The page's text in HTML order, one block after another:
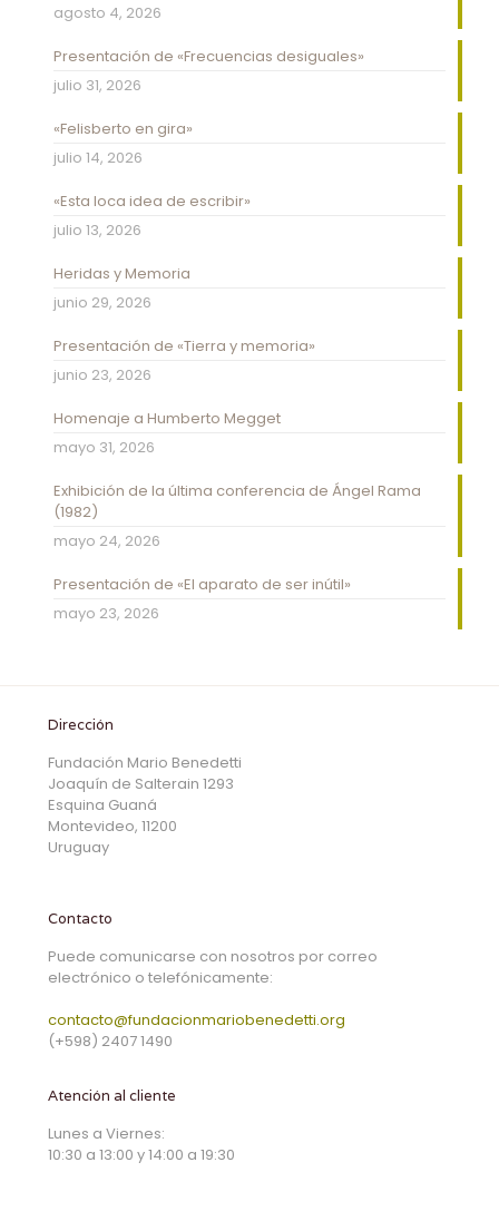
agosto 4, 2026
Presentación de «Frecuencias desiguales»
julio 31, 2026
«Felisberto en gira»
julio 14, 2026
«Esta loca idea de escribir»
julio 13, 2026
Heridas y Memoria
junio 29, 2026
Presentación de «Tierra y memoria»
junio 23, 2026
Homenaje a Humberto Megget
mayo 31, 2026
Exhibición de la última conferencia de Ángel Rama
(1982)
mayo 24, 2026
Presentación de «El aparato de ser inútil»
mayo 23, 2026
Dirección
Fundación Mario Benedetti
Joaquín de Salterain 1293
Esquina Guaná
Montevideo, 11200
Uruguay
Contacto
Puede comunicarse con nosotros por correo
electrónico o telefónicamente:
contacto@fundacionmariobenedetti.org
(+598) 2407 1490
Atención al cliente
Lunes a Viernes:
10:30 a 13:00 y 14:00 a 19:30